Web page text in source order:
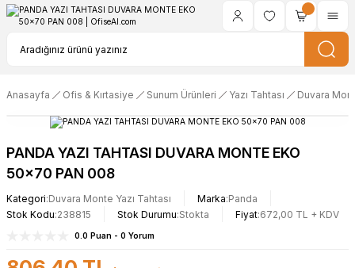
Anasayfa Ofis & Kırtasiye Sunum Ürünleri Yazı Tahtası Duvara
PANDA YAZI TAHTASI DUVARA MONTE EKO
50x70 PAN 008
Kategori Duvara Monte Yazı Tahtası Marka Panda
Stok Kodu 238815 Stok Durumu Stokta Fiyat 672,00 TL + KDV
0.0 Puan - 0 Yorum